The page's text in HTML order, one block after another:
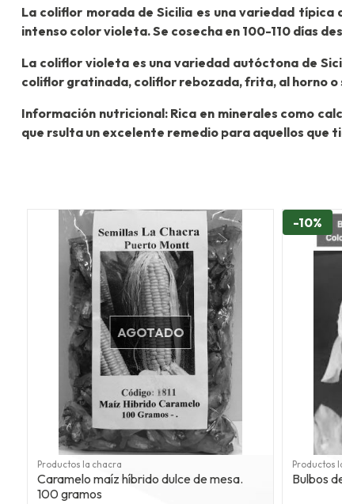
La coliflor morada de Sicilia es una variedad típica
intenso color violeta. Se cosecha en 100-110 días
La coliflor violeta es una variedad autóctona de
coliflor gratinada, coliflor rebozada, frita, al horno
Información nutricional: Rica en minerales como
que rsulta un excelente remedio para aquellos que
AGOTADO
Productos la chacra
Caramelo maíz híbrido dulce de mesa.
100 gramos
-10%
Productos
Bulbos